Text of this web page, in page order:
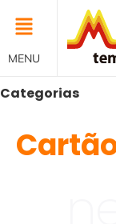
MENU
Categorias